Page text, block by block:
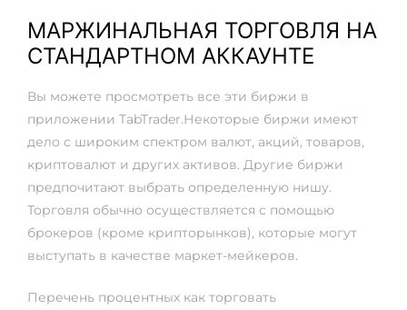
МАРЖИНАЛЬНАЯ ТОРГОВЛЯ НА
СТАНДАРТНОМ АККАУНТЕ
Вы можете просмотреть все эти биржи в
приложении TabTrader.Некоторые биржи имеют
дело с широким спектром валют, акций, товаров,
криптовалют и других активов. Другие биржи
предпочитают выбрать определенную нишу.
Торговля обычно осуществляется с помощью
брокеров (кроме крипторынков), которые могут
выступать в качестве маркет-мейкеров.
Перечень процентных как торговать